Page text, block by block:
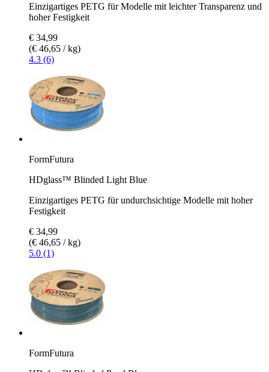
Einzigartiges PETG für Modelle mit leichter Transparenz und
hoher Festigkeit
€ 34,99
(€ 46,65 / kg)
4.3 (6)
FormFutura
HDglass™ Blinded Light Blue
Einzigartiges PETG für undurchsichtige Modelle mit hoher
Festigkeit
€ 34,99
(€ 46,65 / kg)
5.0 (1)
FormFutura